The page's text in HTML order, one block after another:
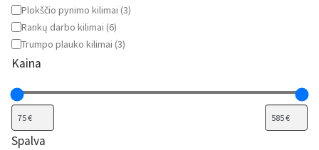
Plokščio pynimo kilimai (3)
Rankų darbo kilimai (6)
Trumpo plauko kilimai (3)
Kaina
Spalva